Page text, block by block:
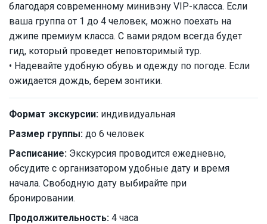
благодаря современному минивэну VIP-класса. Если
ваша группа от 1 до 4 человек, можно поехать на
джипе премиум класса. С вами рядом всегда будет
гид, который проведет неповторимый тур.
• Надевайте удобную обувь и одежду по погоде. Если
ожидается дождь, берем зонтики.
Формат экскурсии: индивидуальная
Размер группы: до 6 человек
Расписание: Экскурсия проводится ежедневно,
обсудите с организатором удобные дату и время
начала. Свободную дату выбирайте при
бронировании.
Продолжительность: 4 часа